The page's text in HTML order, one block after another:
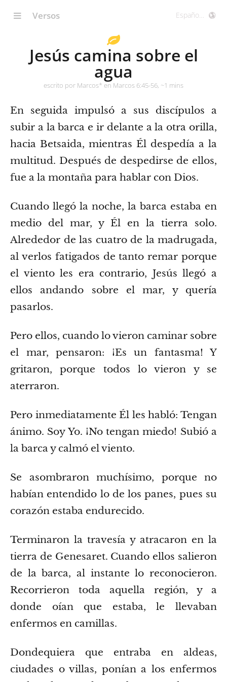
Versos
Jesús camina sobre el
agua
escrito por Marcos* en Marcos 6:45-56, ~1 mins
En seguida impulsó a sus discípulos a
subir a la barca e ir delante a la otra orilla,
hacia Betsaida, mientras Él despedía a la
multitud. Después de despedirse de ellos,
fue a la montaña para hablar con Dios.
Cuando llegó la noche, la barca estaba en
medio del mar, y Él en la tierra solo.
Alrededor de las cuatro de la madrugada,
al verlos fatigados de tanto remar porque
el viento les era contrario, Jesús llegó a
ellos andando sobre el mar, y quería
pasarlos.
Pero ellos, cuando lo vieron caminar sobre
el mar, pensaron: ¡Es un fantasma! Y
gritaron,porque todos lo vieron y se
aterraron.
Pero inmediatamente Él les habló: Tengan
ánimo. Soy Yo. ¡No tengan miedo! Subió a
la barca y calmó el viento.
Se asombraron muchísimo, porque no
habían entendido lo de los panes, pues su
corazón estaba endurecido.
Terminaron la travesía y atracaron en la
tierra de Genesaret. Cuando ellos salieron
de la barca, al instante lo reconocieron.
Recorrieron toda aquella región, y a
donde oían que estaba, le llevaban
enfermos en camillas.
Dondequiera que entraba en aldeas,
ciudades o villas, ponían a los enfermos